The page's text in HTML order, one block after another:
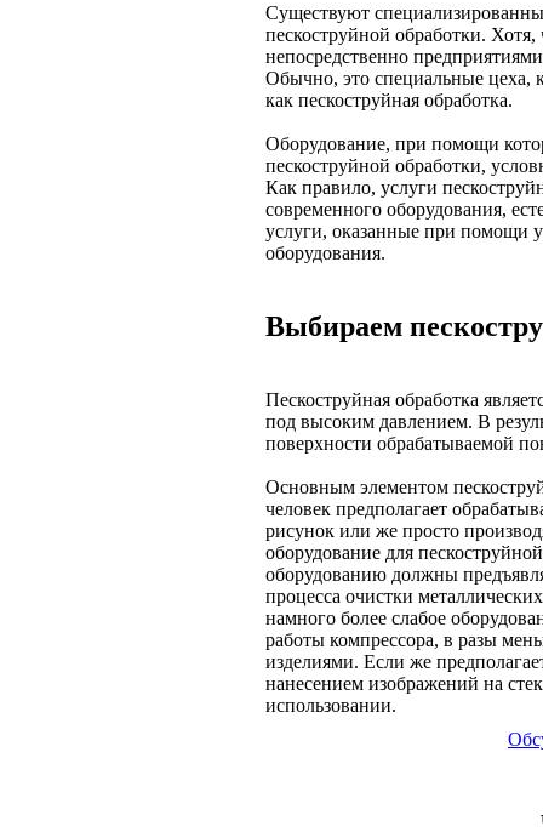
Существуют
пескоструйной обработки. Хотя,
непосредственно
Обычно, это специальные цеха,
как пескоструйная обработка.
Оборудование, при помощи
пескоструйной обработки,
Как правило, услуги
современного оборудования,
услуги, оказанные при помощи
оборудования.
Выбираем
Пескоструйная обработка
под высоким давлением. В
поверхности обрабатываемой
Основным элементом
человек предполагает
рисунок или же просто
оборудование для
оборудованию должны
процесса очистки
намного более слабое
работы компрессора, в разы
изделиями. Если же
нанесением изображений на
использовании.